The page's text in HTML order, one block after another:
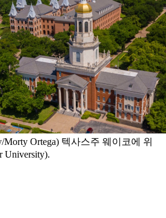
Morty Ortega) 텍사스주 웨이코에 위
University).